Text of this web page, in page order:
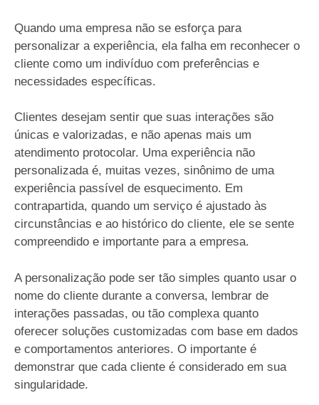
Quando uma empresa não se esforça para
personalizar a experiência, ela falha em reconhecer o
cliente como um indivíduo com preferências e
necessidades específicas.
Clientes desejam sentir que suas interações são
únicas e valorizadas, e não apenas mais um
atendimento protocolar. Uma experiência não
personalizada é, muitas vezes, sinônimo de uma
experiência passível de esquecimento. Em
contrapartida, quando um serviço é ajustado às
circunstâncias e ao histórico do cliente, ele se sente
compreendido e importante para a empresa.
A personalização pode ser tão simples quanto usar o
nome do cliente durante a conversa, lembrar de
interações passadas, ou tão complexa quanto
oferecer soluções customizadas com base em dados
e comportamentos anteriores. O importante é
demonstrar que cada cliente é considerado em sua
singularidade.